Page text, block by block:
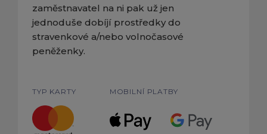
zaměstnavatel na ni pak už jen
jednoduše dobíjí prostředky do
stravenkové a/nebo volnočasové
peněženky.
TYP KARTY MOBILNÍ PLATBY